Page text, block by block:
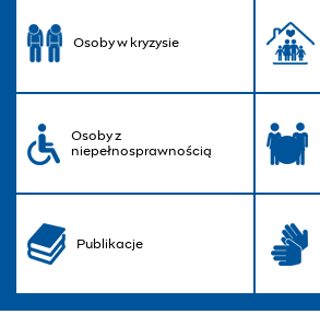
Osoby w kryzysie
Osoby z
niepełnosprawnością
Publikacje